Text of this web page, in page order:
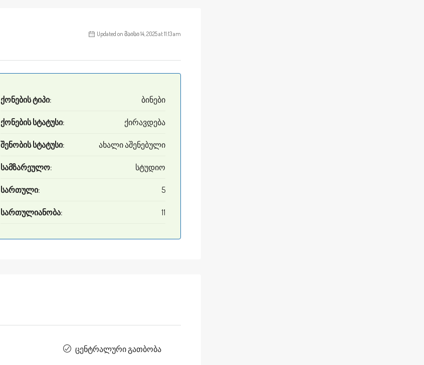
Updated on მაისი 14, 2025 at 11:13 am
ქონების ტიპი: ბინები
ქონების სტატუსი: ქირავდება
შენობის სტატუსი: ახალი აშენებული
სამზარეულო: სტუდიო
სართული: 5
სართულიანობა: 11
ცენტრალური გათბობა